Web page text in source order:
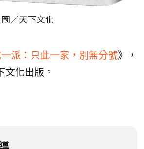
圖／天下文化
派：只此一家，別無分號》，
化出版。